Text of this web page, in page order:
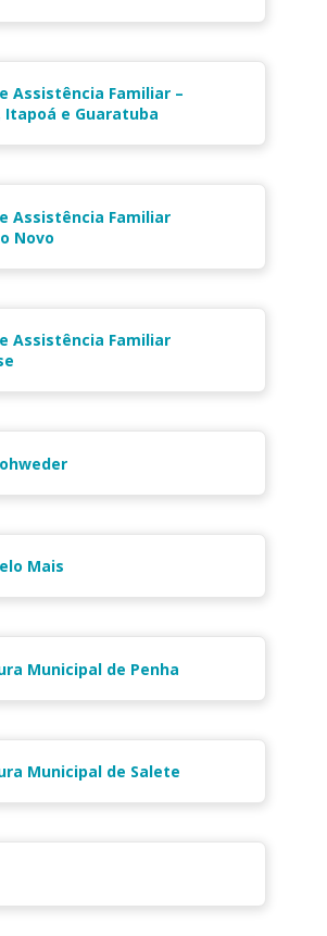
Assistência Familiar –
Itapoá e Guaratuba
Assistência Familiar
Novo
Assistência Familiar
Mais
Municipal de Penha
Municipal de Salete